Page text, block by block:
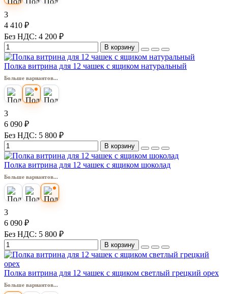
3
4 410 ₽
Без НДС: 4 200 ₽
В корзину
Полка витрина для 12 чашек с ящиком натуральный
Больше вариантов...
3
6 090 ₽
Без НДС: 5 800 ₽
В корзину
Полка витрина для 12 чашек с ящиком шоколад
Больше вариантов...
3
6 090 ₽
Без НДС: 5 800 ₽
В корзину
Полка витрина для 12 чашек с ящиком светлый грецкий орех
Больше вариантов...